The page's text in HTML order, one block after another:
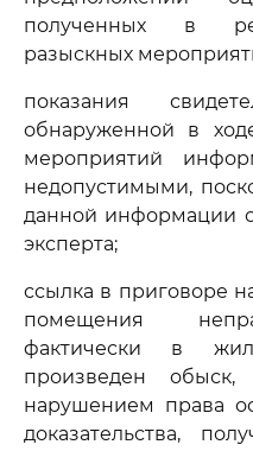
полученных в
разыскных
показания
обнаруженной в
мероприятий
недопустимыми,
данной информации
эксперта;
ссылка в приговоре
помещения
фактически в
произведен
нарушением права
доказательства,